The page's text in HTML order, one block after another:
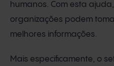
humanos. Com esta
organizações podem
melhores informações.
Mais especificamente, o